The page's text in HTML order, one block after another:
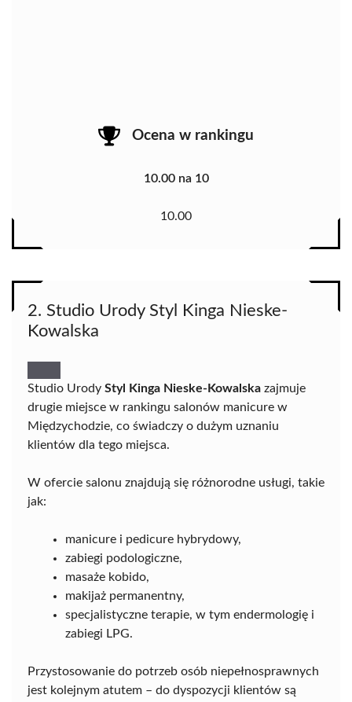
Ocena w rankingu
10.00 na 10
10.00
2. Studio Urody Styl Kinga Nieske-
Kowalska
Studio Urody Styl Kinga Nieske-Kowalska zajmuje
drugie miejsce w rankingu salonów manicure w
Międzychodzie, co świadczy o dużym uznaniu
klientów dla tego miejsca.
W ofercie salonu znajdują się różnorodne usługi, takie
jak:
manicure i pedicure hybrydowy,
zabiegi podologiczne,
masaże kobido,
makijaż permanentny,
specjalistyczne terapie, w tym endermologię i
zabiegi LPG.
Przystosowanie do potrzeb osób niepełnosprawnych
jest kolejnym atutem – do dyspozycji klientów są